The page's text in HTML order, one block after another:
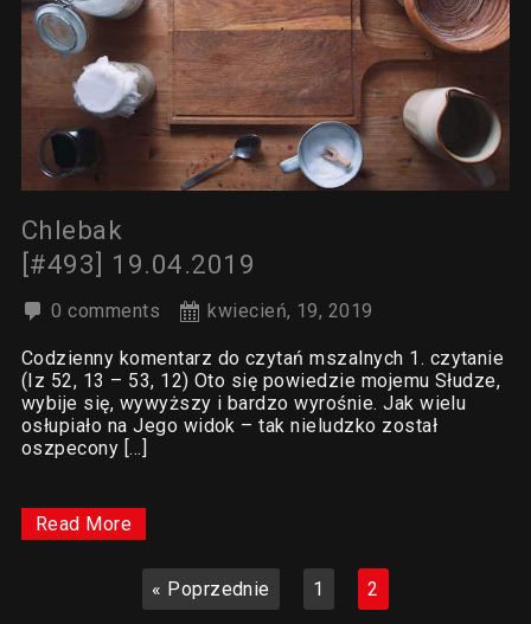
Chlebak
[#493] 19.04.2019
0 comments kwiecień, 19, 2019
Codzienny komentarz do czytań mszalnych 1. czytanie
(Iz 52, 13 – 53, 12) Oto się powiedzie mojemu Słudze,
wybije się, wywyższy i bardzo wyrośnie. Jak wielu
osłupiało na Jego widok – tak nieludzko został
oszpecony […]
Read More
« Poprzednie 1 2